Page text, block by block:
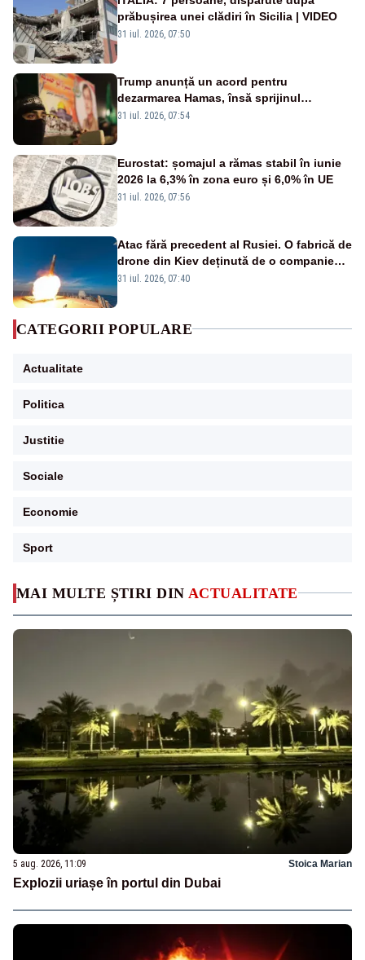
MAI MULTE ȘTIRI DIN ACTUALITATE
5 aug. 2026, 11:09 Stoica Marian
Explozii uriașe în portul din Dubai
prăbușirea unei clădiri în Sicilia | VIDEO
31 iul. 2026, 07:50
Trump anunță un acord pentru
dezarmarea Hamas, însă sprijinul
Israelului rămâne incert
31 iul. 2026, 07:54
Eurostat: șomajul a rămas stabil în iunie
2026 la 6,3% în zona euro și 6,0% în UE
31 iul. 2026, 07:56
Atac fără precedent al Rusiei. O fabrică de
drone din Kiev deținută de o companie
americană, distrusă de o rachetă
31 iul. 2026, 07:40
CATEGORII POPULARE
Actualitate
Politica
Justitie
Sociale
Economie
Sport